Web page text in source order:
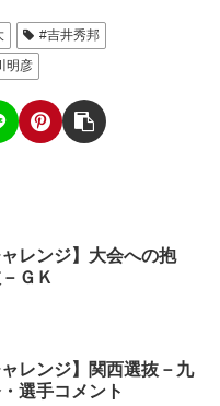
#吉井秀邦
明彦
ャレンジ】大会への抱
ＧＫ
ャレンジ】関西選抜－九
選手コメント